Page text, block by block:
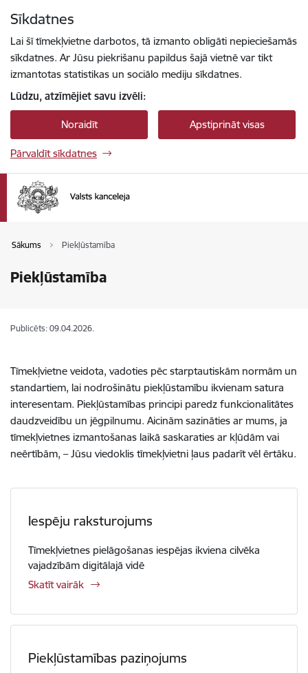
Sīkdatnes
Lai šī tīmekļvietne darbotos, tā izmanto obligāti nepieciešamās
sīkdatnes. Ar Jūsu piekrišanu papildus šajā vietnē var tikt
izmantotas statistikas un sociālo mediju sīkdatnes.
Lūdzu, atzīmējiet savu izvēli:
Noraidīt Apstiprināt visas
Pārvaldīt sīkdatnes
Sākums Piekļūstamība
Piekļūstamība
Publicēts: 09.04.2026.
Tīmekļvietne veidota, vadoties pēc starptautiskām normām un
standartiem, lai nodrošinātu piekļūstamību ikvienam satura
interesentam. Piekļūstamības principi paredz funkcionalitātes
daudzveidību un jēgpilnumu. Aicinām sazināties ar mums, ja
tīmekļvietnes izmantošanas laikā saskaraties ar kļūdām vai
neērtībām, – Jūsu viedoklis tīmekļvietni ļaus padarīt vēl ērtāku.
Iespēju raksturojums
Tīmekļvietnes pielāgošanas iespējas ikviena cilvēka
vajadzībām digitālajā vidē
Skatīt vairāk
Piekļūstamības paziņojums